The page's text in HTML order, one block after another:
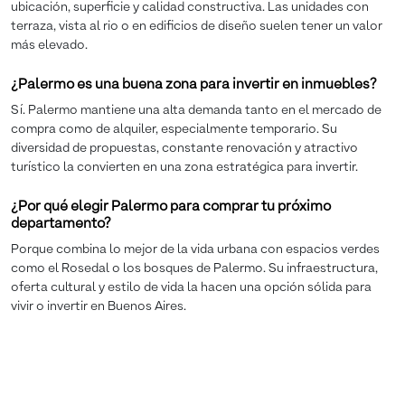
ubicación, superficie y calidad constructiva. Las unidades con
terraza, vista al rio o en edificios de diseño suelen tener un valor
más elevado.
¿Palermo es una buena zona para invertir en inmuebles?
Sí. Palermo mantiene una alta demanda tanto en el mercado de
compra como de alquiler, especialmente temporario. Su
diversidad de propuestas, constante renovación y atractivo
turístico la convierten en una zona estratégica para invertir.
¿Por qué elegir Palermo para comprar tu próximo
departamento?
Porque combina lo mejor de la vida urbana con espacios verdes
como el Rosedal o los bosques de Palermo. Su infraestructura,
oferta cultural y estilo de vida la hacen una opción sólida para
vivir o invertir en Buenos Aires.